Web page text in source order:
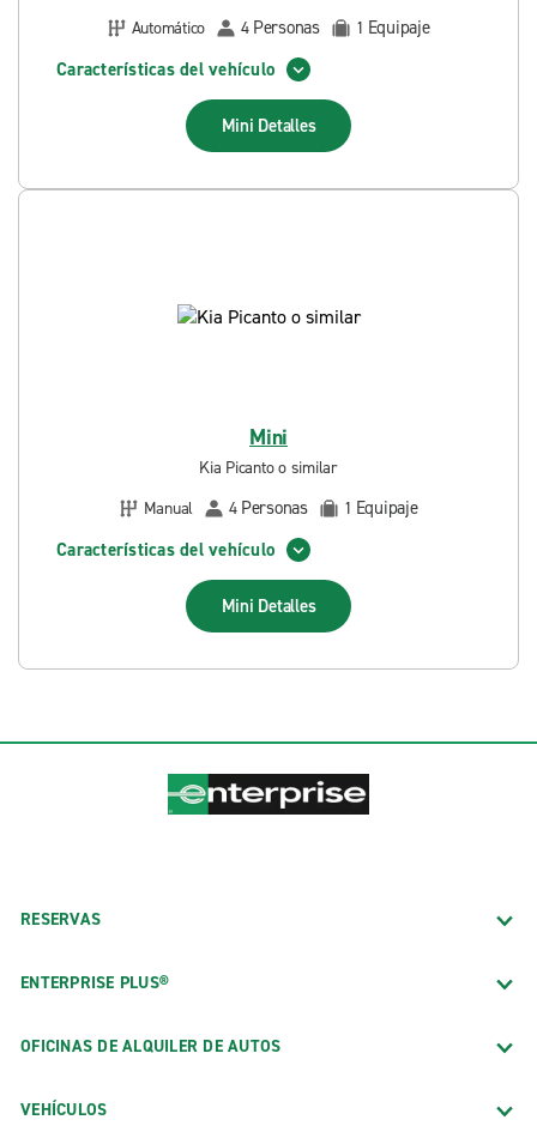
Automático
4 Personas 1 Equipaje
Características del vehículo
Mini Detalles
Mini
Kia Picanto o similar
Manual
4 Personas 1 Equipaje
Características del vehículo
Mini Detalles
RESERVAS
ENTERPRISE PLUS®
OFICINAS DE ALQUILER DE AUTOS
VEHÍCULOS